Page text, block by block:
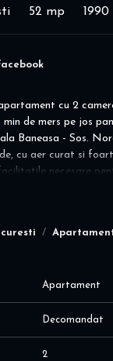
52 mp 1990
cu 2
de mers pe jos
Baneasa - Sos.
cu aer curat si
necesare
un imobil solid
de 0,6 mp + camara
Apartament
Decomandat
2